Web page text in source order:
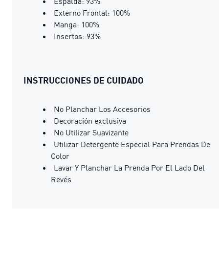
Externo Frontal: 100%
Manga: 100%
Insertos: 93%
INSTRUCCIONES DE CUIDADO
No Planchar Los Accesorios
Decoración exclusiva
No Utilizar Suavizante
Utilizar Detergente Especial Para Prendas De
Color
Lavar Y Planchar La Prenda Por El Lado Del
Revés